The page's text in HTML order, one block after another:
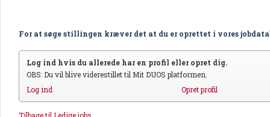
For at søge stillingen kræver det at du er oprettet i vores
Log ind hvis du allerede har en profil eller opret dig.
OBS: Du vil blive viderestillet til Mit DUOS platformen.
Log ind
Opret profil
Tilbage til Ledige jobs